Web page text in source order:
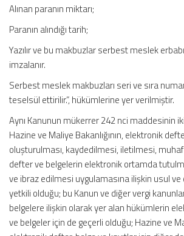
Alınan paranın miktarı;
Paranın alındığı tarih;
Yazılır ve bu makbuzlar serbest meslek
imzalanır.
Serbest meslek makbuzları seri ve sıra
teselsül ettirilir.”, hükümlerine yer verilmiştir.
Aynı Kanunun mükerrer 242 nci maddesinin
Hazine ve Maliye Bakanlığının, elektronik
oluşturulması, kaydedilmesi, iletilmesi,
defter ve belgelerin elektronik ortamda
ve ibraz edilmesi uygulamasına ilişkin usul
yetkili olduğu; bu Kanun ve diğer vergi
belgelere ilişkin olarak yer alan hükümlerin
ve belgeler için de geçerli olduğu; Hazine ve